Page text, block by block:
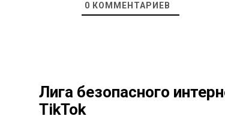
0 КОММЕНТАРИЕВ
Лига безопасного
TikTok